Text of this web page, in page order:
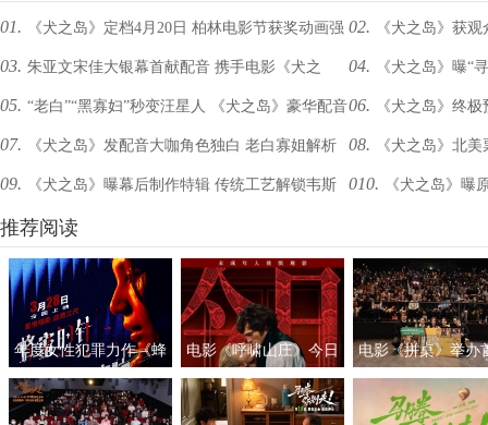
01. 《犬之岛》定档4月20日 柏林电影节获奖动画强
势来袭
02. 《犬之岛》获
礼包”
03. 朱亚文宋佳大银幕首献配音 携手电影《犬之
岛》为爱发声
04. 《犬之岛》曝“
造定格动画奇幻梦境
05. “老白”“黑寡妇”秒变汪星人 《犬之岛》豪华配音
阵容强力来袭
06. 《犬之岛》终
安德森携“犬”归来
07. 《犬之岛》发配音大咖角色独白 老白寡姐解析
狗狗角色
08. 《犬之岛》北
影票149秒售罄
09. 《犬之岛》曝幕后制作特辑 传统工艺解锁韦斯
式萌犬世界
010. 《犬之岛》曝
推荐阅读
年度女性犯罪力作《蜂
蜜的针》定档3月28日
绝版影后阵容癫
电影《呼啸山庄》今日
上映
电影《拼桌》举办
礼及路演 白色情人
约搭子稳稳幸福